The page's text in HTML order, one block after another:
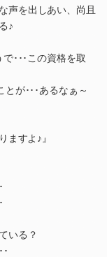
声を出しあい、尚且
♪
･･･この資格を取
が･･･あるなぁ～
ますよ♪』
いる？
･